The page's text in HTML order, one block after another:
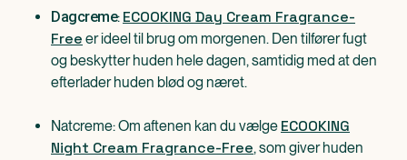
Dagcreme: ECOOKING Day Cream Fragrance-
Free er ideel til brug om morgenen. Den tilfører fugt
og beskytter huden hele dagen, samtidig med at den
efterlader huden blød og næret.
Natcreme: Om aftenen kan du vælge ECOOKING
Night Cream Fragrance-Free, som giver huden